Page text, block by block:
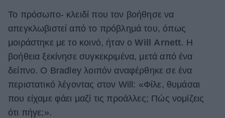
Το πρόσωπο- κλειδί που τον βοήθησε να
απεγκλωβιστεί από το πρόβλημά του, όπως
μοιράστηκε με το κοινό, ήταν οWill Arnett. Η
βοήθεια ξεκίνησε συγκεκριμένα, μετά από ένα
δείπνο. O Bradley λοιπόν αναφέρθηκε σε ένα
περιστατικό λέγοντας στον Will: «Φίλε, θυμάσαι
που είχαμε φάει μαζί τις προάλλες; Πώς νομίζεις
ότι πήγε;».